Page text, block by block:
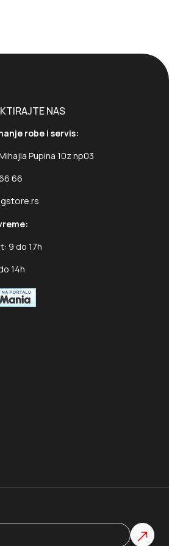
NAS
robe i servis:
Pupina 10z np03
66
9 do 17h
14h